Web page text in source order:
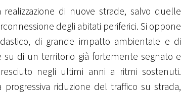
di nuove strade, salvo quelle
degli abitati periferici. Si oppone
di grande impatto ambientale e di
di un territorio già fortemente segnato e
negli ultimi anni a ritmi sostenuti.
riduzione del traffico su strada,